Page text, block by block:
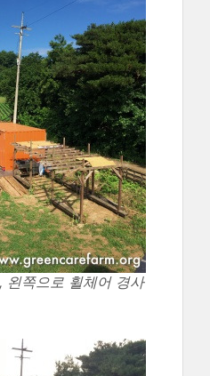
왼쪽으로 휠체어 경사